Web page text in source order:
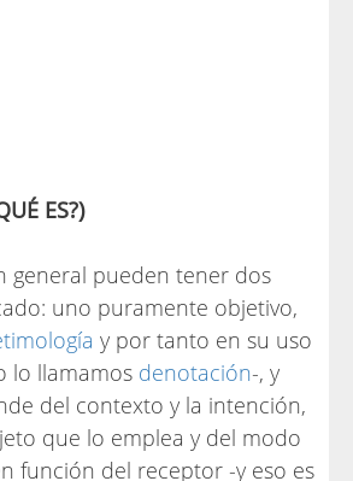
ES?)
general pueden tener dos
uno puramente objetivo,
y por tanto en su uso
lo llamamos denotación-, y
del contexto y la intención,
que lo emplea y del modo
función del receptor -y eso es